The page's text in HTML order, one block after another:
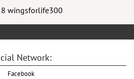
Network:
Facebook